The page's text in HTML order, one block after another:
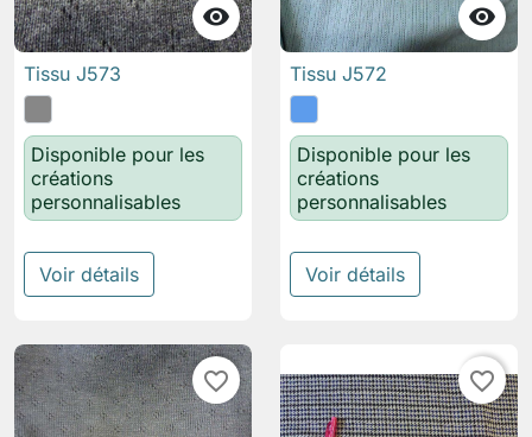

Tissu J573
Disponible pour les
créations
personnalisables
Voir détails

Tissu J572
Disponible pour les
créations
personnalisables
Voir détails
favorite_border favorite_border